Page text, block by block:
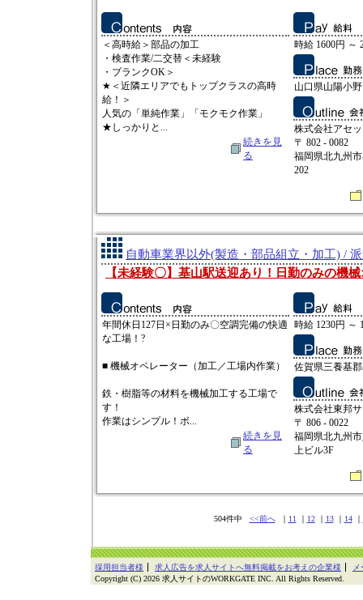
＜高時給＞部品の加工
・検査作業/二交替＜未経験
・ブランクOK＞
★＜近隣エリアでもトップクラスの高時
給！＞
人気の「単純作業」「モクモク作業」
★しっかりと...
続きを見
る
時給 1600円 ～
山口県山陽小
株式会社アセ
〒 802 - 0082
福岡県北九州
202
自動車業界以外(製造・部品組立・加工) /
【未経験〇】基山駅送迎あり！日勤のみの機
年間休日127日×日勤のみ〇空調完備の快適
な工場！?
■ 機械オペレーター（加工／工場内作業）
鉄・樹脂等の材料を機械加工する工場で
す！
作業はシンプル！ボ...
続きを見
る
時給 1230円 ～
佐賀県三養基
株式会社東邦
〒 806 - 0022
福岡県北九州
上ビル3F
504件中 <<前へ｜ 11 ｜ 12｜ 13｜ 14｜
採用担当者様 求人広告を求人サイトへ無料掲載をお考えの企業様
Copyright (C) 2026 求人サイトのWORKGATE INC. All Rights Reserved.